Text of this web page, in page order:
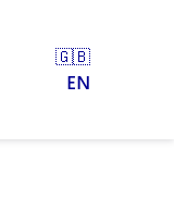
🇬🇧
EN